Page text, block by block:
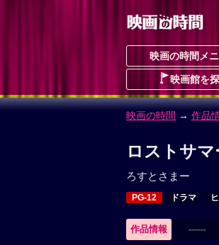
映画の時間メ
映画館を
映画の時間 → 作品
ロストサ
ろすとさまー
PG-12 ドラマ
作品情報 ------